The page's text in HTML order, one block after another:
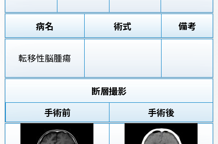
病名 術式 備考
転移性脳腫瘍
断層撮影
手術前
手術後